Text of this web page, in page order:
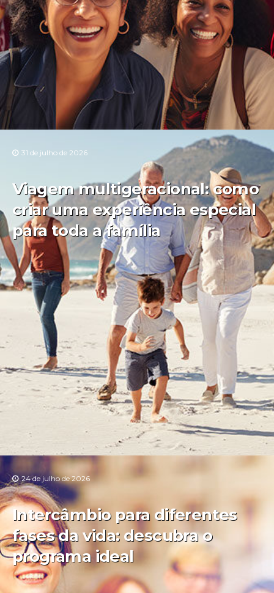
31 de julho de 2026
Viagem multigeracional: como
criar uma experiência especial
para toda a família
24 de julho de 2026
Intercâmbio para diferentes
fases da vida: descubra o
programa ideal